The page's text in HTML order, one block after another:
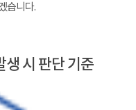
습니다.
생 시 판단 기준